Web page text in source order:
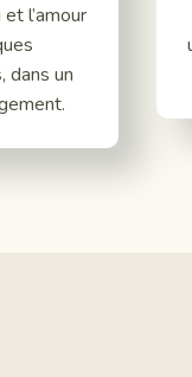
l’amour
dans un